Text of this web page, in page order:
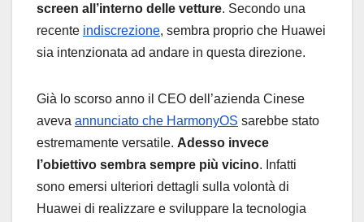
screen all’interno delle vetture. Secondo una
recente indiscrezione, sembra proprio che Huawei
sia intenzionata ad andare in questa direzione.
Già lo scorso anno il CEO dell’azienda Cinese
aveva annunciato che HarmonyOS sarebbe stato
estremamente versatile. Adesso invece
l’obiettivo sembra sempre più vicino. Infatti
sono emersi ulteriori dettagli sulla volontà di
Huawei di realizzare e sviluppare la tecnologia